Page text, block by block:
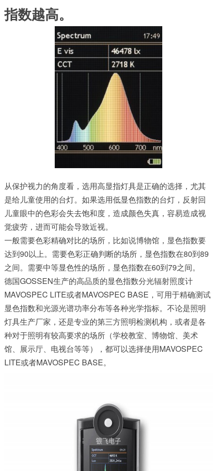
指数越高。
从保护视力的角度看，选用高显指灯具是正确的选择，尤其
是给儿童使用的台灯。如果选用低显色指数的台灯，反射回
儿童眼中的色彩会失去饱和度，造成颜色失真，容易造成视
觉疲劳，进而可能会导致近视。
一般需要色彩精确对比的场所，比如说博物馆，显色指数要
达到90以上。需要色彩正确判断的场所，显色指数在80到89
之间。需要中等显色性的场所，显色指数在60到79之间。
德国GOSSEN生产的高品质的显色指数分光辐射照度计
MAVOSPEC LITE或者MAVOSPEC BASE，可用于精确测试
显色指数和光源光谱功率分布等各种光学指标。不论是照明
灯具生产厂家，还是专业的第三方照明检测机构，或者是各
种对于照明有较高要求的场所（学校教室、博物馆、美术
馆、展示厅、电视台等等），都可以选择使用MAVOSPEC
LITE或者MAVOSPEC BASE。